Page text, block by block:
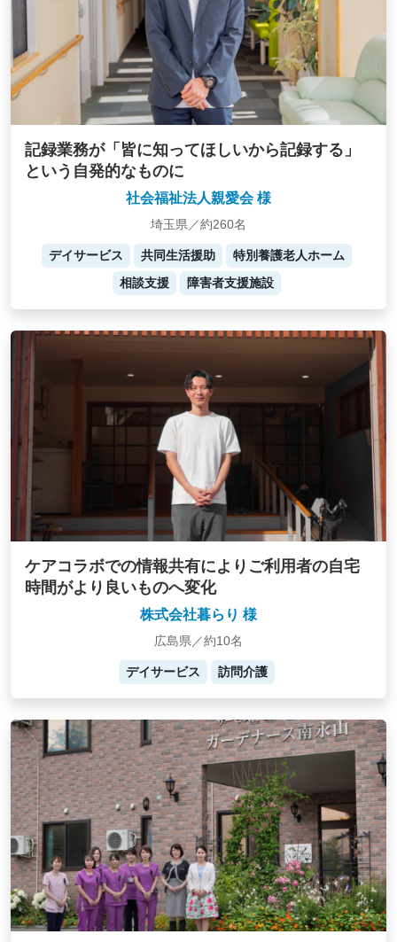
記録業務が「皆に知ってほしいから記録する」
という自発的なものに
社会福祉法人親愛会 様
埼玉県／約260名
デイサービス 共同生活援助
特別養護老人ホーム
相談支援
障害者支援施設
ケアコラボでの情報共有によりご利用者の自宅
時間がより良いものへ変化
株式会社暮らり 様
広島県／約10名
デイサービス 訪問介護